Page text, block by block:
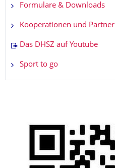
Formulare & Downloads
Kooperationen und Partner
Das DHSZ auf Youtube
Sport to go